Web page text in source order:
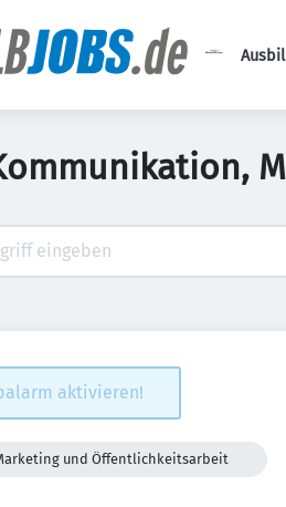
aktivieren!
und Öffentlichkeitsarbeit